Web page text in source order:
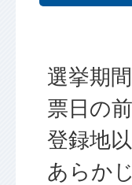
選挙期
票日の
登録地
あらか